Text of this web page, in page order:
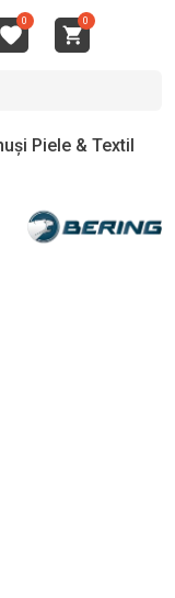
0 0
Piele & Textil